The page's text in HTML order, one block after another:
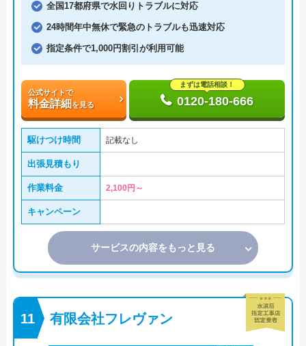
全国17都府県で水回りトラブルに対応
24時間年中無休で緊急のトラブルも迅速対応
指定条件で1,000円割引が利用可能
公式サイトで
料金詳細を見る
まずは電話相談！
0120-180-666
駆けつけ時間 記載なし
出張見積もり
作業料金 2,100円～
キャンペーン
サービスの内容をもっと見る
有限会社フレヴァン